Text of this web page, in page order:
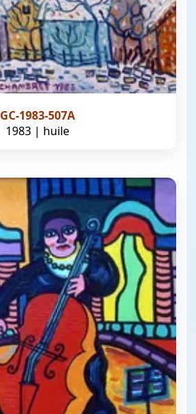
GC-1983-507A
1983 | huile